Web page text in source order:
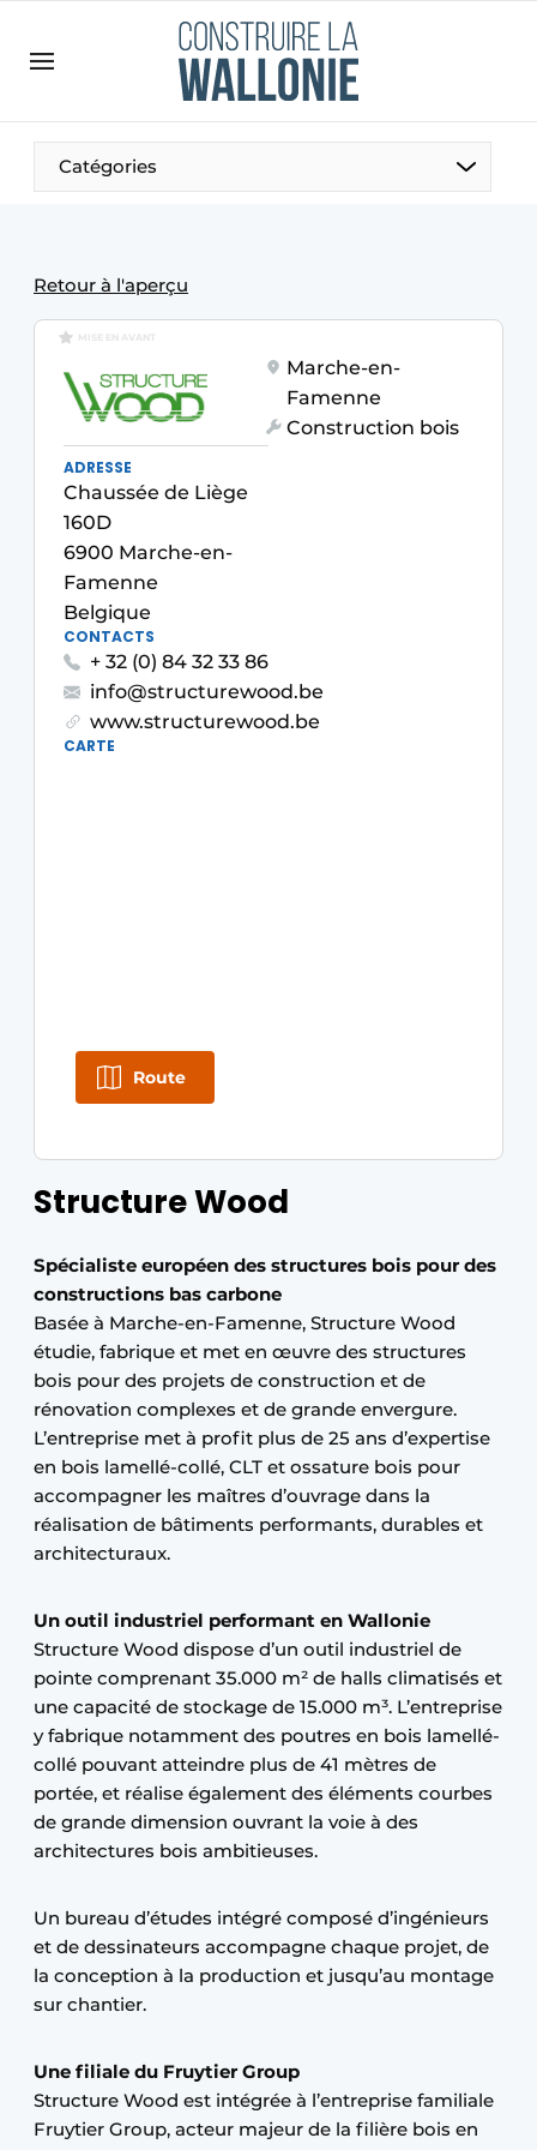
Emploi
Enregistrer une offre d’emploi
Home
Meest gelezen
Podcasts
Privacy / Cookie statement
S’inscrire à l’événement
S’inscrire
Termes et conditions
Video’s
Catégories
Construction bois
Protection solaire
Sécurité incendie
Software
Techniques ferroviaires
Travaux ferroviaires
Retour à l'aperçu
Structure Wood
Spécialiste européen des structures bois pour des
constructions bas carbone
Basée à Marche-en-Famenne, Structure Wood
étudie, fabrique et met en œuvre des structures
bois pour des projets de construction et de
rénovation complexes et de grande envergure.
L’entreprise met à profit plus de 25 ans d’expertise
en bois lamellé-collé, CLT et ossature bois pour
accompagner les maîtres d’ouvrage dans la
réalisation de bâtiments performants, durables et
architecturaux.
Un outil industriel performant en Wallonie
Structure Wood dispose d’un outil industriel de
pointe comprenant 35.000 m² de halls climatisés et
une capacité de stockage de 15.000 m³. L’entreprise
y fabrique notamment des poutres en bois lamellé-
collé pouvant atteindre plus de 41 mètres de
portée, et réalise également des éléments courbes
de grande dimension ouvrant la voie à des
architectures bois ambitieuses.
Un bureau d’études intégré composé d’ingénieurs
et de dessinateurs accompagne chaque projet, de
la conception à la production et jusqu’au montage
sur chantier.
Une filiale du Fruytier Group
Structure Wood est intégrée à l’entreprise familiale
Fruytier Group, acteur majeur de la filière bois en
MISE EN AVANT
Marche-en-
Famenne
Construction bois
ADRESSE
Chaussée de Liège
160D
6900 Marche-en-
Famenne
Belgique
CONTACTS
+ 32 (0) 84 32 33 86
info@structurewood.be
www.structurewood.be
CARTE
Route